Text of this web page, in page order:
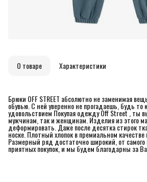
О товаре Характеристики
Брюки OFF STREET абсолютно не заменимая
oбувью. C нeй уверенно не прогадаешь, будь
удовольствием Покупая одежду Off Street , ты
мужчинам, так и женщинам. Изделия из этого
деформировать. Даже после десятка стирок
носке. Плотный хлопок в премиальном
Размерный ряд достаточно широкий, от
приятных покупок, и мы будем благодарны за